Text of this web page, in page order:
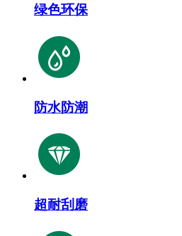
绿色环保
防水防潮
超耐刮磨